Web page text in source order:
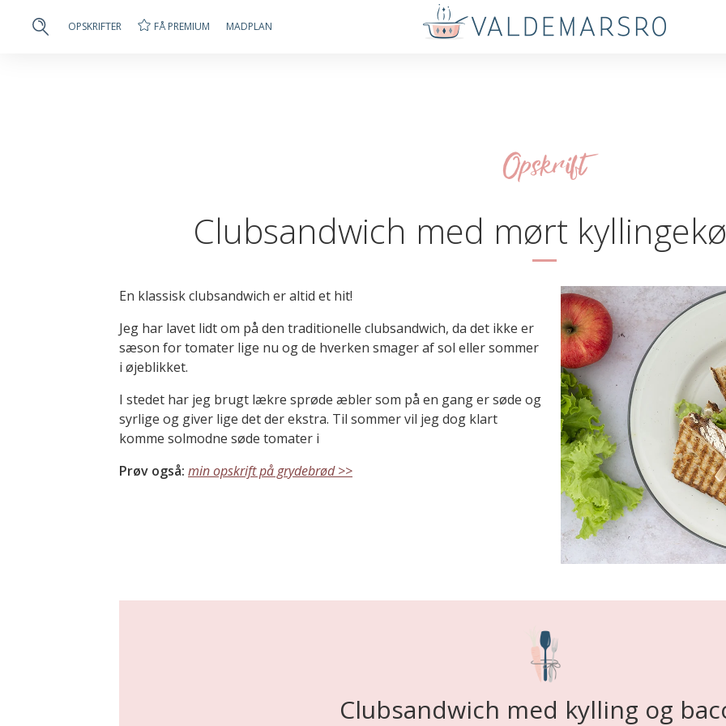
OPSKRIFTER FÅ PREMIUM MADPLAN
Opskrift
Clubsandwich med mørt
En klassisk clubsandwich er altid et hit!
Jeg har lavet lidt om på den traditionelle clubsandwich, da det ikke er
sæson for tomater lige nu og de hverken smager af sol eller sommer
i øjeblikket.
I stedet har jeg brugt lækre sprøde æbler som på en gang er søde og
syrlige og giver lige det der ekstra. Til sommer vil jeg dog klart
komme solmodne søde tomater i
Prøv også: min opskrift på grydebrød >>
Clubsandwich med kylling og